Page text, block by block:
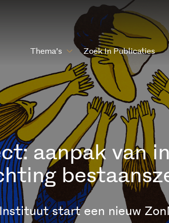
Thema’s Zoek In Publicaties
aanpak van
start een nieuw